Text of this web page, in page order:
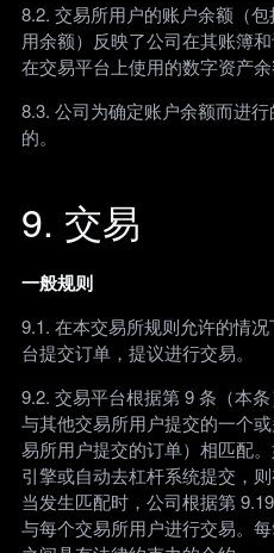
8.2. 交易所用户的账户余额（
用余额）反映了公司在其账簿
在交易平台上使用的数字资产余
8.3. 公司为确定账户余额而进
的。
9. 交易
一般规则
9.1. 在本交易所规则允许的情
台提交订单，提议进行交易。
9.2. 交易平台根据第 9 条（本
与其他交易所用户提交的一个
易所用户提交的订单）相匹配
引擎或自动去杠杆系统提交，
当发生匹配时，公司根据第
与每个交易所用户进行交易。